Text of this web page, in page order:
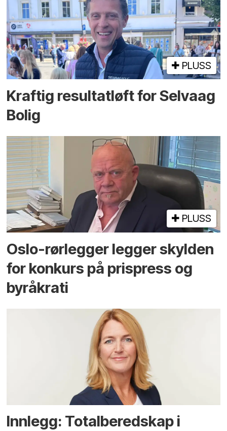
PLUSS
Kraftig resultatløft for Selvaag
Bolig
PLUSS
Oslo-rørlegger legger skylden
for konkurs på prispress og
byråkrati
Innlegg: Totalberedskap i